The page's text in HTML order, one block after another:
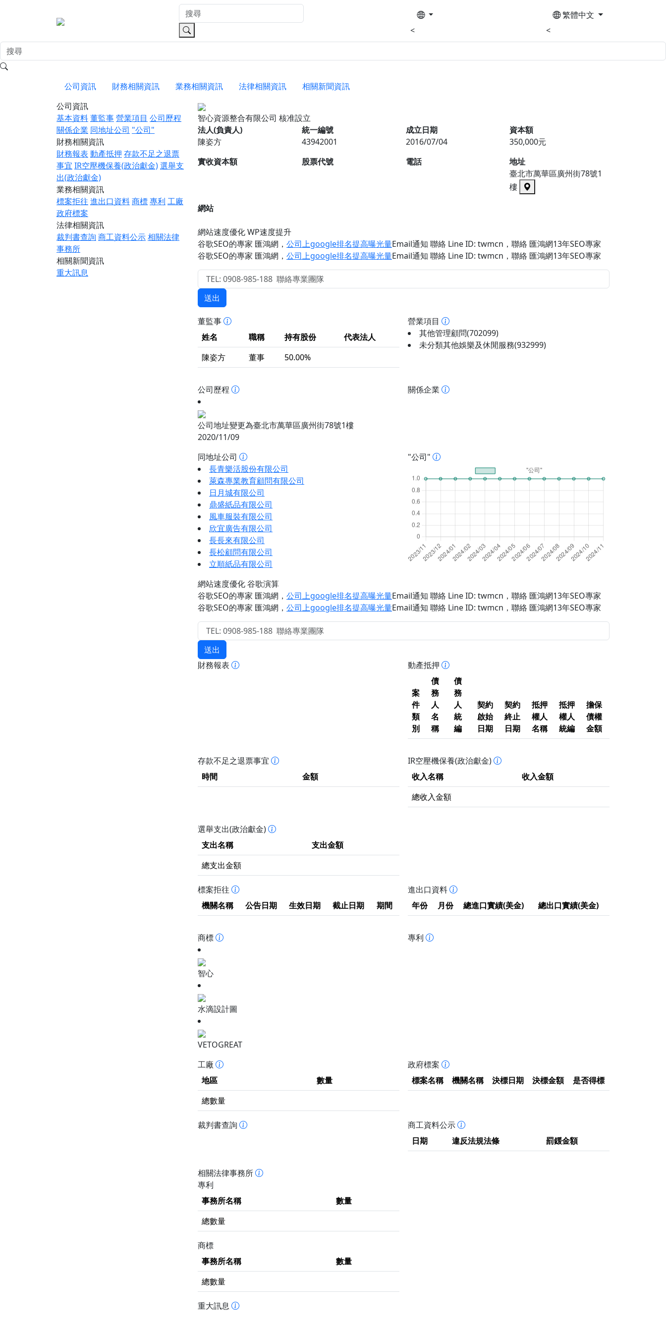
<
繁體中文
<
公司資訊 財務相關資訊 業務相關資訊 法律相關資訊
相關新聞資訊
公司資訊
基本資料董監事營業項目 公司歷程
關係企業 同地址公司 "公司"
財務相關資訊
財務報表 動產抵押 存款不足之退票
事宜 IR空壓機保養(政治獻金)選舉支
出(政治獻金)
業務相關資訊
標案拒往 進出口資料商標專利 工廠
政府標案
法律相關資訊
裁判書查詢 商工資料公示相關法律
事務所
相關新聞資訊
重大訊息
智心資源整合有限公司 核准設立
法人(負責人)
陳姿方
統一編號
43942001
成立日期
2016/07/04
資本額
350,000元
實收資本額
股票代號 電話
地址
臺北市萬華區廣州街78號1
樓
網站
網站速度優化 WP速度提升
谷歌SEO的專家 匯鴻網 ， 公司上google排名提高曝光量Email通知 聯絡 Line ID: twmcn ，聯絡 匯鴻網13年SEO專家
谷歌SEO的專家 匯鴻網 ， 公司上google排名提高曝光量Email通知 聯絡 Line ID: twmcn ，聯絡 匯鴻網13年SEO專家
送出
董監事
姓名
職稱 持有股份
代表法人
陳姿方
董事 50.00%
營業項目
其他管理顧問(702099)
未分類其他娛樂及休閒服務(932999)
公司歷程
公司地址變更為臺北市萬華區廣州街78號1樓
2020/11/09
關係企業
同地址公司
長青樂活股份有限公司
萊森專業教育顧問有限公司
日月城有限公司
鼎盛紙品有限公司
風車服裝有限公司
欣宜廣告有限公司
長長來有限公司
長松顧問有限公司
立順紙品有限公司
"公司"
網站速度優化 谷歌演算
谷歌SEO的專家 匯鴻網 ， 公司上google排名提高曝光量Email通知 聯絡 Line ID: twmcn ，聯絡 匯鴻網13年SEO專家
谷歌SEO的專家 匯鴻網 ， 公司上google排名提高曝光量Email通知 聯絡 Line ID: twmcn ，聯絡 匯鴻網13年SEO專家
送出
財務報表
動產抵押
案
件
類
別
債
務
人
名
稱
債
務
人
統
編
契約
啟始
日期
契約
終止
日期
抵押
權人
名稱
抵押
權人
統編
擔保
債權
金額
存款不足之退票事宜
時間
金額
IR空壓機保養(政治獻金)
收入名稱
收入金額
總收入金額
選舉支出(政治獻金)
支出名稱
支出金額
總支出金額
標案拒往
機關名稱
公告日期 生效日期 截止日期 期間
進出口資料
年份
月份 總進口實績(美金) 總出口實績(美金)
商標
智心
水滴設計圖
VETOGREAT
專利
工廠
地區
數量
總數量
政府標案
標案名稱
機關名稱 決標日期 決標金額 是否得標
裁判書查詢
商工資料公示
日期
違反法規法條 罰鍰金額
相關法律事務所
專利
事務所名稱
數量
總數量
商標
事務所名稱
數量
總數量
重大訊息